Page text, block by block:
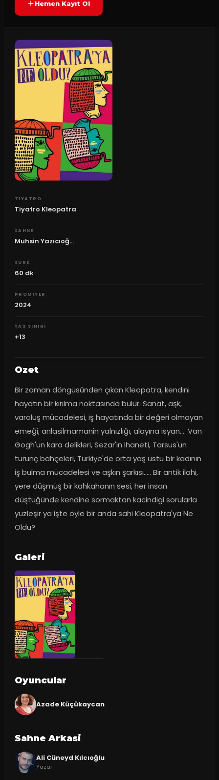
Hemen Kayıt Ol
TIYATRO
Tiyatro Kleopatra
SAHNE
Muhsin Yazıcıoğ...
SURE
60 dk
PROMIYER
2024
YAS SINIRI
+13
Ozet
Bir zaman döngüsünden çıkan Kleopatra, kendini
hayatın bir kırılma noktasında bulur. Sanat, aşk,
varoluş mücadelesi, iş hayatında bir değeri olmayan
emeği, anlasilmamanin yalnızlığı, alayına isyan.... Van
Gogh'un kara delikleri, Sezar'in ihaneti, Tarsus'un
turunç bahçeleri, Türkiye'de orta yaş üstü bir kadının
iş bulma mücadelesi ve aşkın şarkısı..... Bir antik ilahi,
yere düşmüş bir kahkahanın sesi, her insan
düştüğünde kendine sormaktan kacindigi sorularla
yüzleşir ya işte öyle bir anda sahi Kleopatra'ya Ne
Oldu?
Galeri
Oyuncular
Azade Küçükaycan
Sahne Arkasi
Ali Cüneyd Kılcıoğlu
Yazar